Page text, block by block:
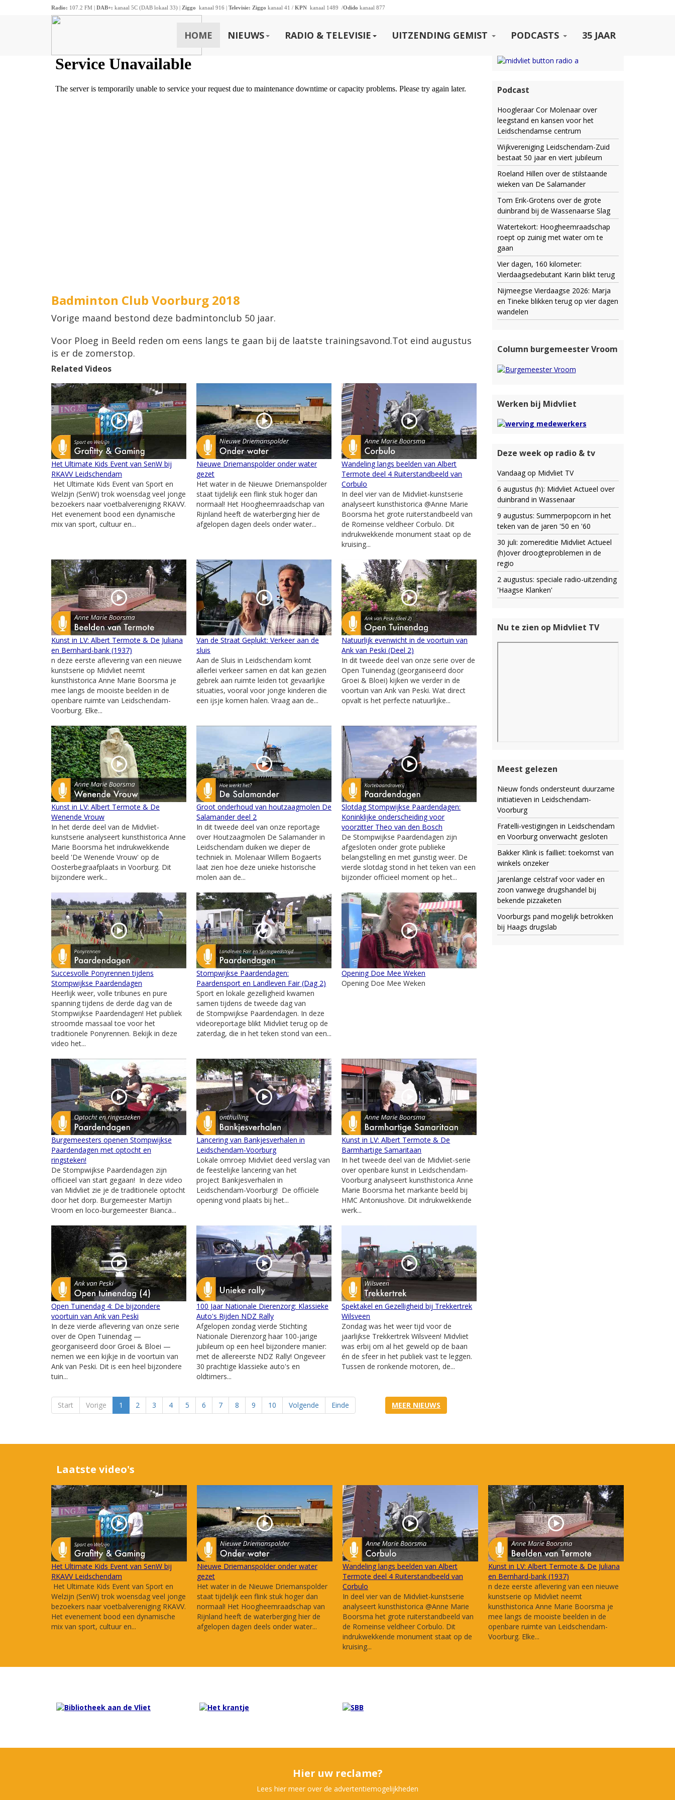
Radio: 107.2 FM | DAB+: kanaal 5C (DAB lokaal 33) | Ziggo kanaal 916 | Televisie: Ziggo kanaal 41 / KPN kanaal 1489 /Odido kanaal 877
HOME NIEUWS RADIO & TELEVISIE UITZENDING GEMIST PODCASTS 35 JAAR
Badminton Club Voorburg 2018
Vorige maand bestond deze badmintonclub 50 jaar.
Voor Ploeg in Beeld reden om eens langs te gaan bij de laatste trainingsavond.Tot eind augustus
is er de zomerstop.
Related Videos
Het Ultimate Kids Event van SenW bij
RKAVV Leidschendam
Het Ultimate Kids Event van Sport en
Welzijn (SenW) trok woensdag veel jonge
bezoekers naar voetbalvereniging RKAVV.
Het evenement bood een dynamische
mix van sport, cultuur en...
Nieuwe Driemanspolder onder water
gezet
Het water in de Nieuwe Driemanspolder
staat tijdelijk een flink stuk hoger dan
normaal! Het Hoogheemraadschap van
Rijnland heeft de waterberging hier de
afgelopen dagen deels onder water...
Wandeling langs beelden van Albert
Termote deel 4 Ruiterstandbeeld van
Corbulo
In deel vier van de Midvliet-kunstserie
analyseert kunsthistorica @Anne Marie
Boorsma het grote ruiterstandbeeld van
de Romeinse veldheer Corbulo. Dit
indrukwekkende monument staat op de
kruising...
Kunst in LV: Albert Termote & De Juliana
en Bernhard-bank (1937)
n deze eerste aflevering van een nieuwe
kunstserie op Midvliet neemt
kunsthistorica Anne Marie Boorsma je
mee langs de mooiste beelden in de
openbare ruimte van Leidschendam-
Voorburg. Elke...
Van de Straat Geplukt: Verkeer aan de
sluis
Aan de Sluis in Leidschendam komt
allerlei verkeer samen en dat kan gezien
gebrek aan ruimte leiden tot gevaarlijke
situaties, vooral voor jonge kinderen die
een ijsje komen halen. Vraag aan de...
Natuurlijk evenwicht in de voortuin van
Ank van Peski (Deel 2)
In dit tweede deel van onze serie over de
Open Tuinendag (georganiseerd door
Groei & Bloei) kijken we verder in de
voortuin van Ank van Peski. Wat direct
opvalt is het perfecte natuurlijke...
Kunst in LV: Albert Termote & De
Wenende Vrouw
In het derde deel van de Midvliet-
kunstserie analyseert kunsthistorica Anne
Marie Boorsma het indrukwekkende
beeld 'De Wenende Vrouw' op de
Oosterbegraafplaats in Voorburg. Dit
bijzondere werk...
Groot onderhoud van houtzaagmolen De
Salamander deel 2
In dit tweede deel van onze reportage
over Houtzaagmolen De Salamander in
Leidschendam duiken we dieper de
techniek in. Molenaar Willem Bogaerts
laat zien hoe deze unieke historische
molen aan de...
Slotdag Stompwijkse Paardendagen:
Koninklijke onderscheiding voor
voorzitter Theo van den Bosch
De Stompwijkse Paardendagen zijn
afgesloten onder grote publieke
belangstelling en met gunstig weer. De
vierde slotdag stond in het teken van een
bijzonder officieel moment op het...
Succesvolle Ponyrennen tijdens
Stompwijkse Paardendagen
Heerlijk weer, volle tribunes en pure
spanning tijdens de derde dag van de
Stompwijkse Paardendagen! Het publiek
stroomde massaal toe voor het
traditionele Ponyrennen. Bekijk in deze
video het...
Stompwijkse Paardendagen:
Paardensport en Landleven Fair (Dag 2)
Sport en lokale gezelligheid kwamen
samen tijdens de tweede dag van
de Stompwijkse Paardendagen. In deze
videoreportage blikt Midvliet terug op de
zaterdag, die in het teken stond van een...
Opening Doe Mee Weken
Opening Doe Mee Weken
Burgemeesters openen Stompwijkse
Paardendagen met optocht en
ringsteken!
De Stompwijkse Paardendagen zijn
officieel van start gegaan! In deze video
van Midvliet zie je de traditionele optocht
door het dorp. Burgemeester Martijn
Vroom en loco-burgemeester Bianca...
Lancering van Bankjesverhalen in
Leidschendam-Voorburg
Lokale omroep Midvliet deed verslag van
de feestelijke lancering van het
project Bankjesverhalen in
Leidschendam-Voorburg! De officiële
opening vond plaats bij het...
Kunst in LV: Albert Termote & De
Barmhartige Samaritaan
In het tweede deel van de Midvliet-serie
over openbare kunst in Leidschendam-
Voorburg analyseert kunsthistorica Anne
Marie Boorsma het markante beeld bij
HMC Antoniushove. Dit indrukwekkende
werk...
Open Tuinendag 4: De bijzondere
voortuin van Ank van Peski
In deze vierde aflevering van onze serie
over de Open Tuinendag —
georganiseerd door Groei & Bloei —
nemen we een kijkje in de voortuin van
Ank van Peski. Dit is een heel bijzondere
tuin...
100 Jaar Nationale Dierenzorg: Klassieke
Auto's Rijden NDZ Rally
Afgelopen zondag vierde Stichting
Nationale Dierenzorg haar 100-jarige
jubileum op een heel bijzondere manier:
met de allereerste NDZ Rally! Ongeveer
30 prachtige klassieke auto's en
oldtimers...
Spektakel en Gezelligheid bij Trekkertrek
Wilsveen
Zondag was het weer tijd voor de
jaarlijkse Trekkertrek Wilsveen! Midvliet
was erbij om al het geweld op de baan
én de sfeer in het publiek vast te leggen.
Tussen de ronkende motoren, de...
Start Vorige 1 2 3 4 5 6 7 8 9 10 Volgende Einde MEER NIEUWS
Podcast
Hoogleraar Cor Molenaar over
leegstand en kansen voor het
Leidschendamse centrum
Wijkvereniging Leidschendam-Zuid
bestaat 50 jaar en viert jubileum
Roeland Hillen over de stilstaande
wieken van De Salamander
Tom Erik-Grotens over de grote
duinbrand bij de Wassenaarse Slag
Watertekort: Hoogheemraadschap
roept op zuinig met water om te
gaan
Vier dagen, 160 kilometer:
Vierdaagsedebutant Karin blikt terug
Nijmeegse Vierdaagse 2026: Marja
en Tineke blikken terug op vier dagen
wandelen
Column burgemeester Vroom
Werken bij Midvliet
Deze week op radio & tv
Vandaag op Midvliet TV
6 augustus (h): Midvliet Actueel over
duinbrand in Wassenaar
9 augustus: Summerpopcorn in het
teken van de jaren '50 en '60
30 juli: zomereditie Midvliet Actueel
(h)over droogteproblemen in de
regio
2 augustus: speciale radio-uitzending
'Haagse Klanken'
Nu te zien op Midvliet TV
Meest gelezen
Nieuw fonds ondersteunt duurzame
initiatieven in Leidschendam-
Voorburg
Fratelli-vestigingen in Leidschendam
en Voorburg onverwacht gesloten
Bakker Klink is failliet: toekomst van
winkels onzeker
Jarenlange celstraf voor vader en
zoon vanwege drugshandel bij
bekende pizzaketen
Voorburgs pand mogelijk betrokken
bij Haags drugslab
Laatste video's
Het Ultimate Kids Event van SenW bij
RKAVV Leidschendam
Het Ultimate Kids Event van Sport en
Welzijn (SenW) trok woensdag veel jonge
bezoekers naar voetbalvereniging RKAVV.
Het evenement bood een dynamische
mix van sport, cultuur en...
Nieuwe Driemanspolder onder water
gezet
Het water in de Nieuwe Driemanspolder
staat tijdelijk een flink stuk hoger dan
normaal! Het Hoogheemraadschap van
Rijnland heeft de waterberging hier de
afgelopen dagen deels onder water...
Wandeling langs beelden van Albert
Termote deel 4 Ruiterstandbeeld van
Corbulo
In deel vier van de Midvliet-kunstserie
analyseert kunsthistorica @Anne Marie
Boorsma het grote ruiterstandbeeld van
de Romeinse veldheer Corbulo. Dit
indrukwekkende monument staat op de
kruising...
Kunst in LV: Albert Termote & De Juliana
en Bernhard-bank (1937)
n deze eerste aflevering van een nieuwe
kunstserie op Midvliet neemt
kunsthistorica Anne Marie Boorsma je
mee langs de mooiste beelden in de
openbare ruimte van Leidschendam-
Voorburg. Elke...
Hier uw reclame?
Lees hier meer over de advertentiemogelijkheden